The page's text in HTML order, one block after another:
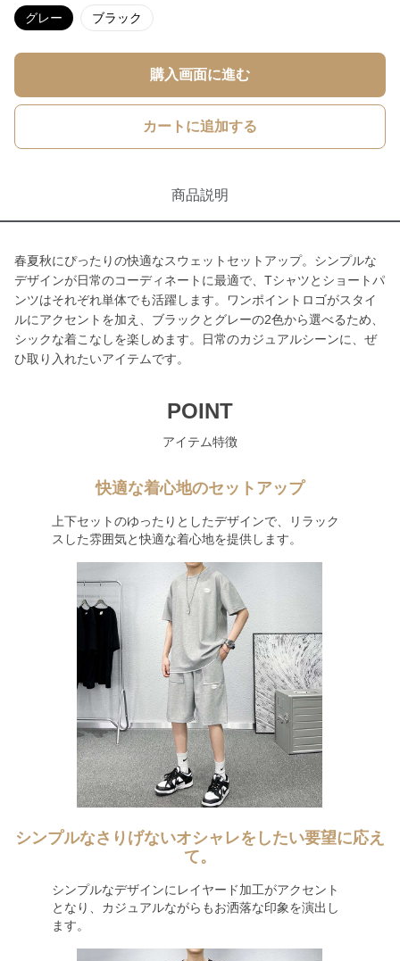
グレー ブラック
購入画面に進む
カートに追加する
商品説明
春夏秋にぴったりの快適なスウェットセットアップ。シンプルな
デザインが日常のコーディネートに最適で、Tシャツとショートパ
ンツはそれぞれ単体でも活躍します。ワンポイントロゴがスタイ
ルにアクセントを加え、ブラックとグレーの2色から選べるため、
シックな着こなしを楽しめます。日常のカジュアルシーンに、ぜ
ひ取り入れたいアイテムです。
POINT
アイテム特徴
快適な着心地のセットアップ
上下セットのゆったりとしたデザインで、リラック
スした雰囲気と快適な着心地を提供します。
シンプルなさりげないオシャレをしたい要望に応え
て。
シンプルなデザインにレイヤード加工がアクセント
となり、カジュアルながらもお洒落な印象を演出し
ます。